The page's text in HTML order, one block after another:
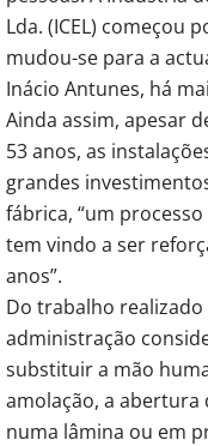
Lda. (ICEL) começou
mudou-se para a
Inácio Antunes, há
Ainda assim, apesar
53 anos, as
grandes
fábrica, “um
tem vindo a ser
anos”.
Do trabalho
administração
substituir a mão
amolação, a abertura
numa lâmina ou em